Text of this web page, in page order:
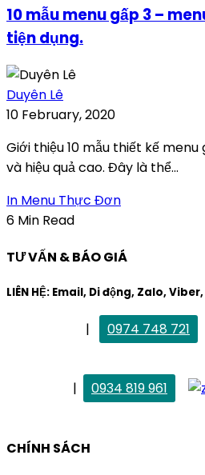
10 mẫu menu gấp 3 –
tiện dụng.
Duyên Lê
10 February, 2020
Giới thiệu 10 mẫu thiết kế
và hiệu quả cao. Đây là thể...
In Menu Thực Đơn
6 Min Read
TƯ VẤN & BÁO GIÁ
LIÊN HỆ: Email, Di động, Zalo,
|
0974 748 721
|
0934 819 961
CHÍNH SÁCH